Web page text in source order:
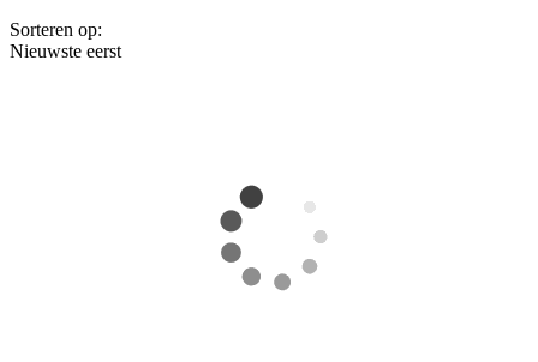
Sorteren op:
Nieuwste eerst